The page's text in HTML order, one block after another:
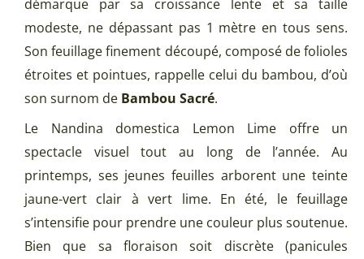
démarque par sa croissance lente et sa taille
modeste, ne dépassant pas 1 mètre en tous sens.
Son feuillage finement découpé, composé de folioles
étroites et pointues, rappelle celui du bambou, d’où
son surnom de Bambou Sacré.
Le Nandina domestica Lemon Lime offre un
spectacle visuel tout au long de l’année. Au
printemps, ses jeunes feuilles arborent une teinte
jaune-vert clair à vert lime. En été, le feuillage
s’intensifie pour prendre une couleur plus soutenue.
Bien que sa floraison soit discrète (panicules